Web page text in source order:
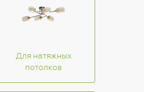
Для натяжных
потолков